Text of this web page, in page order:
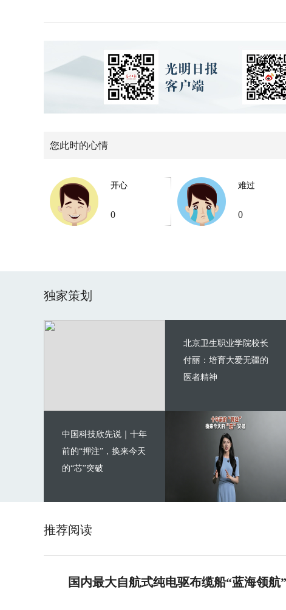
您此时的心情
开心
0
难过
0
独家策划
北京卫生职业学院校长
付丽：培育大爱无疆的
医者精神
中国科技欣先说｜十年
前的“押注”，换来今天
的“芯”突破
推荐阅读
国内最大自航式纯电驱布缆船“蓝海领航